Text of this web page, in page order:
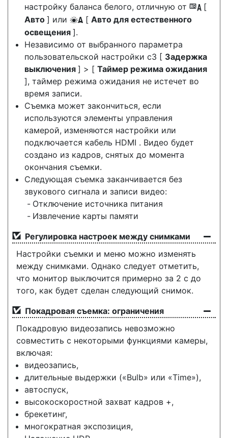
настройку баланса белого, отличную от 4 [
Авто ] или D [ Авто для естественного
освещения ].
Независимо от выбранного параметра
пользовательской настройки c3 [ Задержка
выключения ] > [ Таймер режима ожидания
], таймер режима ожидания не истечет во
время записи.
Съемка может закончиться, если
используются элементы управления
камерой, изменяются настройки или
подключается кабель HDMI . Видео будет
создано из кадров, снятых до момента
окончания съемки.
Следующая съемка заканчивается без
звукового сигнала и записи видео:
Отключение источника питания
Извлечение карты памяти
Регулировка настроек между снимками
Настройки съемки и меню можно изменять
между снимками. Однако следует отметить,
что монитор выключится примерно за 2 с до
того, как будет сделан следующий снимок.
Покадровая съемка: ограничения
Покадровую видеозапись невозможно
совместить с некоторыми функциями камеры,
включая:
видеозапись,
длительные выдержки («Bulb» или «Time»),
автоспуск,
высокоскоростной захват кадров +,
брекетинг,
многократная экспозиция,